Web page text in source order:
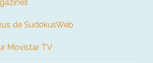
de SudokusWeb
Movistar TV